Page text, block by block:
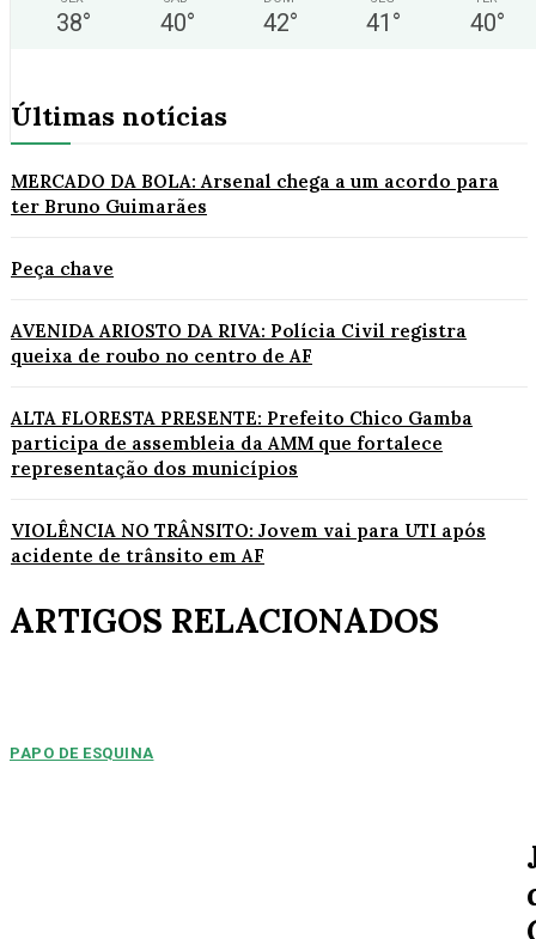
38° 40° 42° 41 ° 40°
Últimas notícias
MERCADO DA BOLA: Arsenal chega a um acordo para
ter Bruno Guimarães
Peça chave
AVENIDA ARIOSTO DA RIVA: Polícia Civil registra
queixa de roubo no centro de AF
ALTA FLORESTA PRESENTE: Prefeito Chico Gamba
participa de assembleia da AMM que fortalece
representação dos municípios
VIOLÊNCIA NO TRÂNSITO: Jovem vai para UTI após
acidente de trânsito em AF
ARTIGOS RELACIONADOS
PAPO DE ESQUINA